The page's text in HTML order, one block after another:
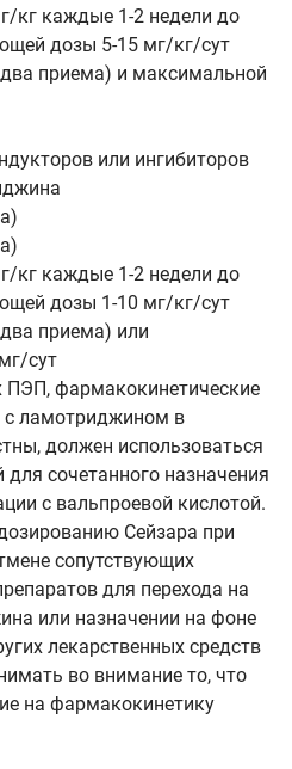
кг каждые 1-2 недели до
дозы 5-15 мг/кг/сут
приема) и максимальной
или ингибиторов
кг каждые 1-2 недели до
дозы 1-10 мг/кг/сут
приема) или
сут
фармакокинетические
с ламотриджином в
должен использоваться
сочетанного назначения
с вальпроевой кислотой.
Сейзара при
сопутствующих
для перехода на
или назначении на фоне
лекарственных средств
во внимание то, что
на фармакокинетику